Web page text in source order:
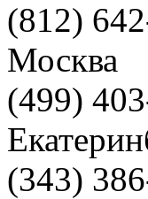
(812)
Москва
(499)
(343)